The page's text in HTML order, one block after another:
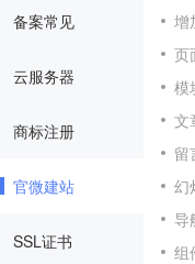
备案常见
云服务器
商标注册
官微建站
SSL证书
增
页
模
文
留
幻
导
组